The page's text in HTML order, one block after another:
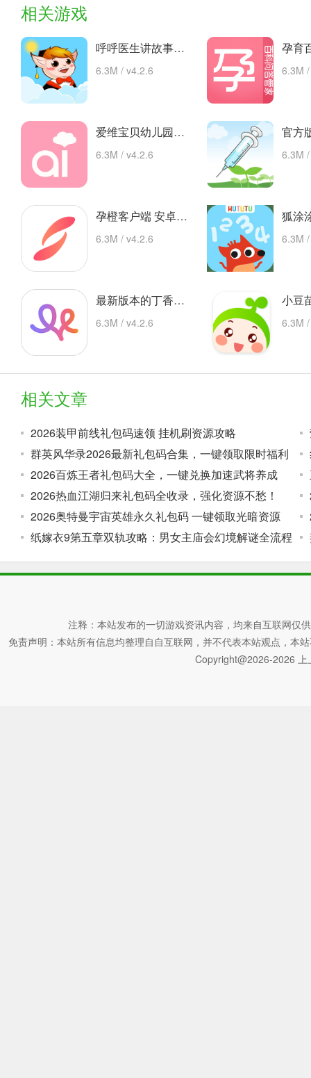
相关游戏
呼呼医生讲故事手机版的故事 安卓下载
6.3M / v4.2.6 6.3M
爱维宝贝幼儿园管理平台 app下载
6.3M / v4.2.6 6.3M
孕橙客户端 安卓下载
6.3M / v4.2.6 6.3M
最新版本的丁香妈妈app 安卓版
6.3M / v4.2.6 6.3M
相关文章
2026装甲前线礼包码速领 挂机刷资源攻略
群英风华录2026最新礼包码合集，一键领取限时福利
2026百炼王者礼包码大全，一键兑换加速武将养成
2026热血江湖归来礼包码全收录，强化资源不愁！
2026奥特曼宇宙英雄永久礼包码 一键领取光暗资源
纸嫁衣9第五章双轨攻略：男女主庙会幻境解谜全流程
注释：本站发布的一切游戏资讯内容，均来自互联网仅
免责声明：本站所有信息均整理自自互联网，并不代表本站观点，本
Copyright@2026-2026